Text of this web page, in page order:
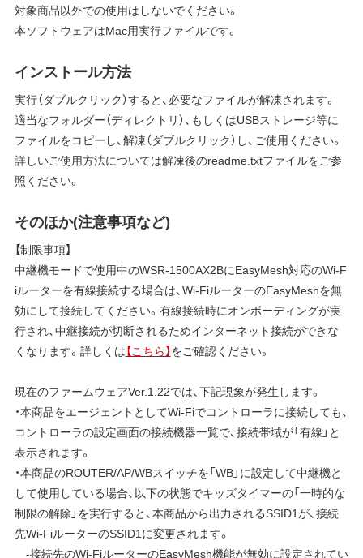
対象商品以外での使用はしないでください。
本ソフトウェアはMac用実行ファイルです。
インストール方法
実行（ダブルクリック）すると、必要なファイルが解凍されます。
適当なフォルダー（ディレクトリ）、もしくはUSBストレージ等に
ファイルをコピーし、解凍（ダブルクリック）し、ご使用ください。
詳しいご使用方法については解凍後のreadme.txtファイルをご参
照ください。
そのほか(注意事項など)
【制限事項】
中継機モードで使用中のWSR-1500AX2BにEasyMesh対応のWi-F
iルーターを有線接続する場合は、Wi-FiルーターのEasyMeshを無
効にして接続してください。有線接続時にオンボーディングが実
行され、中継接続が切断されるためインターネット接続ができな
くなります。詳しくは【こちら】をご確認ください。
現在のファームウェアVer.1.22では、下記現象が発生します。
・本商品をエージェントとしてWi-Fiでコントローラに接続しても、
コントローラの設定画面の接続機器一覧で、接続帯域が「有線」と
表示されます。
・本商品のROUTER/AP/WBスイッチを「WB」に設定して中継機と
して使用している場合、以下の状態でキッズタイマーの「一時的な
制限の解除」を実行すると、本商品から出力されるSSID1が、接続
先Wi-FiルーターのSSID1に変更されます。
-接続先のWi-FiルーターのEasyMesh機能が無効に設定されてい